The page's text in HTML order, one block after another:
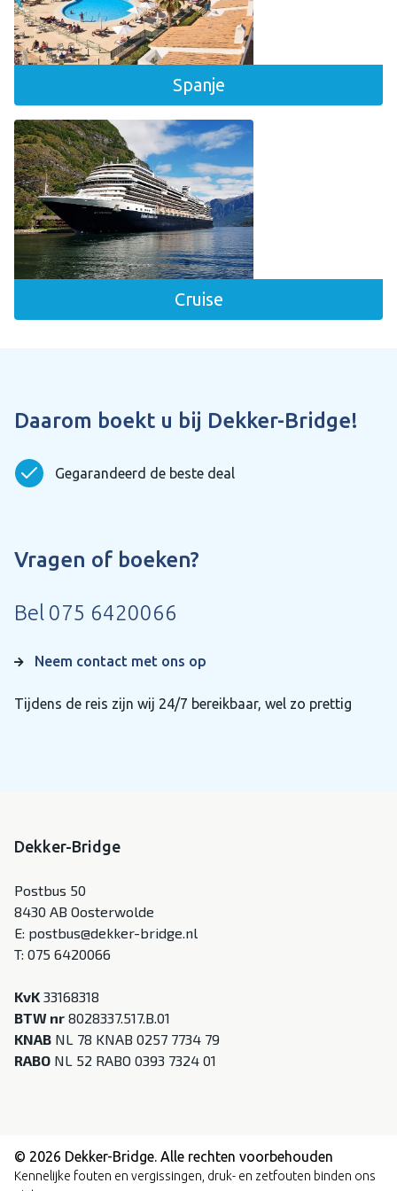
Mei 2027
Juni 2027
September 2027
Oktober 2027
4 dagen
5 dagen
15 dagen
Luchthaven
Eindhoven
Maastricht - Aken
Rotterdam Zestienhoven
Toon meer
Autoreis
Cruise
Fietsberging
Fietsoplaadpunt
Koffiezetter
Lift
Losse bedden
Nabij bos
Nabij strand
Overdekt parkeren
Toon meer
Reis type
Kerst
Midweek
Oud en nieuw
Pasen
Spanje
Cruise
Daarom boekt u bij Dekker-Bridge!
Gegarandeerd de beste deal
Vragen of boeken?
Bel 075 6420066
Neem contact met ons op
Tijdens de reis zijn wij 24/7 bereikbaar, wel zo prettig
Dekker-Bridge
Postbus 50
8430 AB Oosterwolde
E: postbus@dekker-bridge.nl
T: 075 6420066
KvK 33168318
BTW nr 8028337.517.B.01
KNAB NL 78 KNAB 0257 7734 79
RABO NL 52 RABO 0393 7324 01
© 2026 Dekker-Bridge. Alle rechten voorbehouden
Kennelijke fouten en vergissingen, druk- en zetfouten binden ons